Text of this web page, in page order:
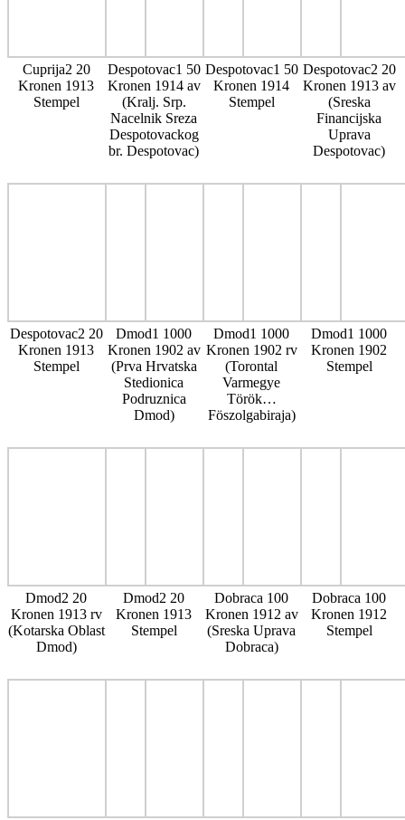
Cuprija2 20
Kronen 1913
Stempel
Despotovac1 50
Kronen 1914 av
(Kralj. Srp.
Nacelnik Sreza
Despotovackog
br. Despotovac)
Despotovac1 50
Kronen 1914
Stempel
Despotovac2 20
Kronen 1913 av
(Sreska
Financijska
Uprava
Despotovac)
Despotovac2 20
Kronen 1913
Stempel
Dmod1 1000
Kronen 1902 av
(Prva Hrvatska
Stedionica
Podruznica
Dmod)
Dmod1 1000
Kronen 1902 rv
(Torontal
Varmegye
Török…
Föszolgabiraja)
Dmod1 1000
Kronen 1902
Stempel
Dmod2 20
Kronen 1913 rv
(Kotarska Oblast
Dmod)
Dmod2 20
Kronen 1913
Stempel
Dobraca 100
Kronen 1912 av
(Sreska Uprava
Dobraca)
Dobraca 100
Kronen 1912
Stempel